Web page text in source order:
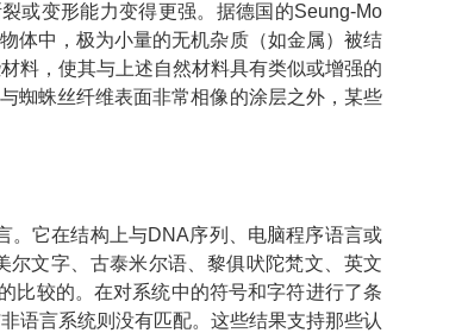
或变形能力变得更强。据德国的Seung-Mo
体中，极为小量的无机杂质（如金属）被结
料，使其与上述自然材料具有类似或增强的
蜘蛛丝纤维表面非常相像的涂层之外，某些
。它在结构上与DNA序列、电脑程序语言或
文字、古泰米尔语、黎俱吠陀梵文、英文
比较的。在对系统中的符号和字符进行了条
语言系统则没有匹配。这些结果支持那些认